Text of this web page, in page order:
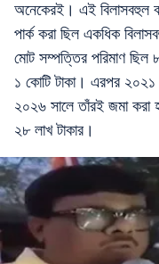
অনেকেরই। এই বিলাসবহুল
পার্ক করা ছিল একধিক
মোট সম্পত্তির পরিমাণ ছিল
১ কোটি টাকা। এরপর ২০২১
২০২৬ সালে তাঁরই জমা করা
২৮ লাখ টাকার।